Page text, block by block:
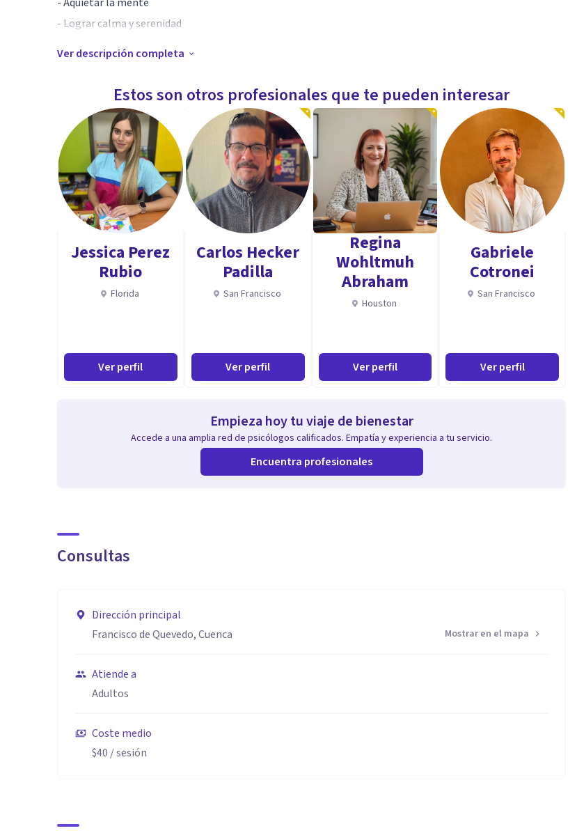
- Lograr calma y serenidad
Especialidad
Consultora en Mindfulness y Desarrollo Transpersonal. EDTe España.
Master Practitioner en PNL
Sanación Pránica
Liderazgo y Fortalecimiento de Equipos
Ver descripción completa
Estos son otros profesionales que te pueden interesar
Jessica Perez
Rubio
Florida
Ver perfil
Carlos Hecker
Padilla
San Francisco
Ver perfil
Regina
Wohltmuh
Abraham
Houston
Ver perfil
Gabriele
Cotronei
San Francisco
Ver perfil
Empieza hoy tu viaje de bienestar
Accede a una amplia red de psicólogos calificados. Empatía y experiencia a tu servicio.
Encuentra profesionales
Consultas
Dirección principal
Francisco de Quevedo, Cuenca
Mostrar en el mapa
Atiende a
Adultos
Coste medio
$40 / sesión